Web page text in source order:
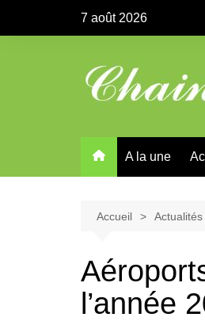
7 août 2026
A la une
Accueil
l’année